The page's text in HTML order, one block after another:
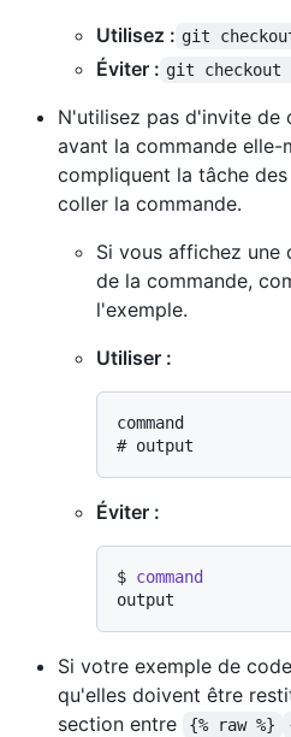
Utilisez : git checkout
Éviter : git checkout
N'utilisez pas d'invite de
avant la commande elle-
compliquent la tâche
coller la commande.
Si vous affichez une
de la commande,
l'exemple.
Utiliser :
# output
Éviter :
$ command
Si votre exemple de
qu'elles doivent être
section entre
{% raw %}